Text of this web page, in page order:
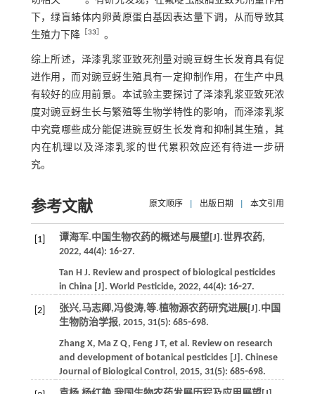
下，绿盲蝽体内卵黄原蛋白基因表达量下调，从而导致其
生殖力下降［ 33 。
综上所述，泽漆乳浆亚致死剂量对豌豆蚜生长发育具有促
进作用，而对豌豆蚜生殖具有一定抑制作用，在生产中具
有较好的应用前景。本试验主要探讨了泽漆乳浆亚致死浓
度对豌豆蚜生长与繁殖等生物学特性的影响，而泽漆乳浆
中究竟哪些成分能促进豌豆蚜生长发育和抑制其生殖，其
内在机理以及泽漆乳浆的世代累积效应还有待进一步研
究。
参考文献 原文顺序 出版日期 本文引用
[1] 谭海军.中国生物农药的概述与展望[J].世界农药,
2022, 44(4): 16⁃27.
Tan H J. Review and prospect of biological pesticides
in China [J]. World Pesticide, 2022, 44(4): 16⁃27.
[2] 张兴,马志卿,冯俊涛,等.植物源农药研究进展[J].中国
生物防治学报, 2015, 31(5): 685⁃698.
Zhang X, Ma Z Q, Feng J T, et al. Review on research
and development of botanical pesticides [J]. Chinese
Journal of Biological Control, 2015, 31(5): 685⁃698.